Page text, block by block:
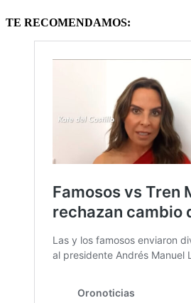
TE RECOMENDAMOS: